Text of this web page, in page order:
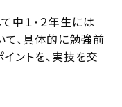
中１・２年生には
、具体的に勉強前
ントを、実技を交